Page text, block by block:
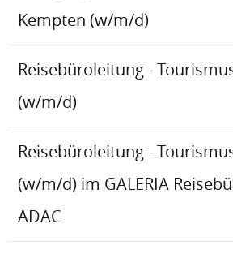
Kempten (w/m/d)
Reisebüroleitung -
(w/m/d)
Reisebüroleitung -
(w/m/d) im GALERIA
ADAC